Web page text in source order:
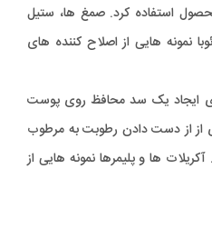
استفاده کرد. صمغ ها، ستیل
نمونه هایی از اصلاح کننده های
ایجاد یک سد محافظ روی پوست
از از دست دادن رطوبت به مرطوب
ها و پلیمرها نمونه هایی از